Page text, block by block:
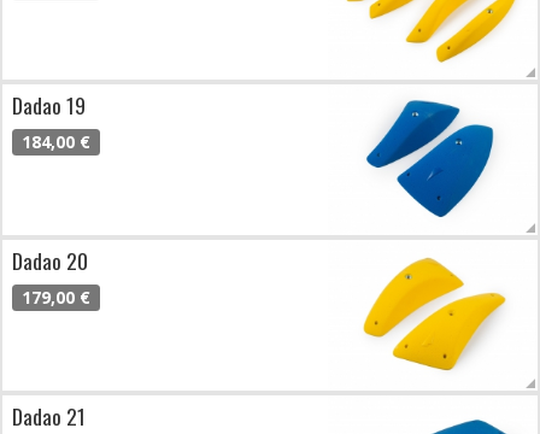
Dadao 19
184,00 €
Dadao 20
179,00 €
Dadao 21